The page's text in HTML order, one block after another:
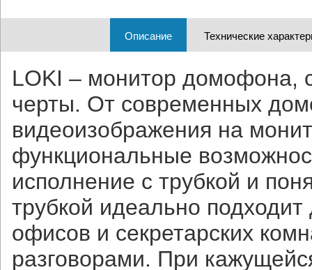
Описание Технические
LOKI – монитор домофона,
черты. От современных
видеоизображения на
функциональные
исполнение с трубкой и
трубкой идеально
офисов и секретарских
разговорами. При